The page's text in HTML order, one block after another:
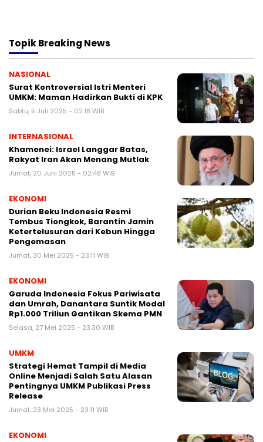
TopikBreaking News
NASIONAL
Surat Kontroversial Istri Menteri
UMKM: Maman Hadirkan Bukti di KPK
Sabtu, 5 Juli 2025 - 02:18 WIB
INTERNASIONAL
Khamenei: Israel Langgar Batas,
Rakyat Iran Akan Menang Mutlak
Jumat, 20 Juni 2025 - 02:48 WIB
EKONOMI
Durian Beku Indonesia Resmi
Tembus Tiongkok, Barantin Jamin
Ketertelusuran dari Kebun Hingga
Pengemasan
Jumat, 30 Mei 2025 - 23:11 WIB
EKONOMI
Garuda Indonesia Fokus Pariwisata
dan Umrah, Danantara Suntik Modal
Rp1.000 Triliun Gantikan Skema PMN
Selasa, 27 Mei 2025 - 23:30 WIB
UMKM
Strategi Hemat Tampil di Media
Online Menjadi Salah Satu Alasan
Pentingnya UMKM Publikasi Press
Release
Jumat, 23 Mei 2025 - 23:11 WIB
EKONOMI